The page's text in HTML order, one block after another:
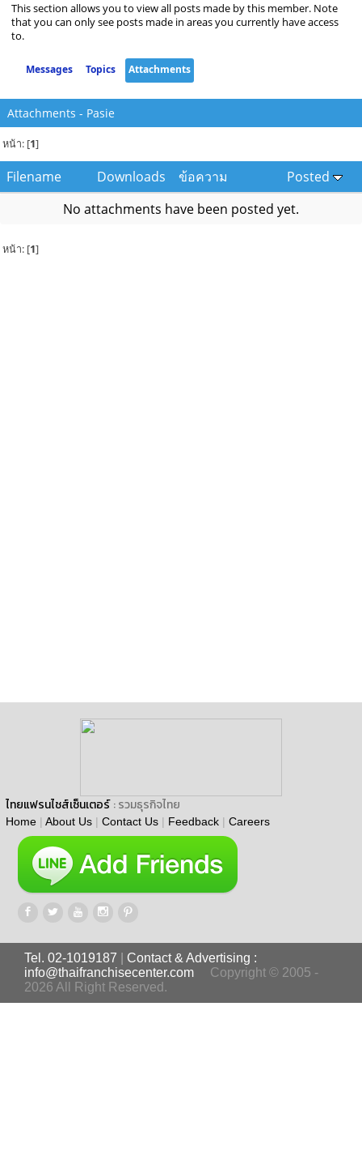
This section allows you to view all posts made by this member. Note
that you can only see posts made in areas you currently have access
to.
Messages Topics Attachments
Attachments - Pasie
หน้า: [1]
Filename Downloads ข้อความ
Posted
No attachments have been posted yet.
หน้า: [1]
ไทยแฟรนไชส์เซ็นเตอร์ : รวมธุรกิจไทย
Home | About Us | Contact Us | Feedback | Careers
Tel. 02-1019187
Contact & Advertising :
info@thaifranchisecenter.com
Copyright © 2005 -
2026 All Right Reserved.